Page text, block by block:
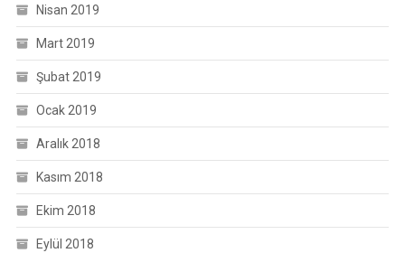
Nisan 2019
Mart 2019
Şubat 2019
Ocak 2019
Aralık 2018
Kasım 2018
Ekim 2018
Eylül 2018